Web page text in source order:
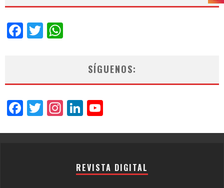
Facebook
Twitter
SÍGUENOS:
Facebook
Twitter
Instagram
LinkedIn
REVISTA DIGITAL